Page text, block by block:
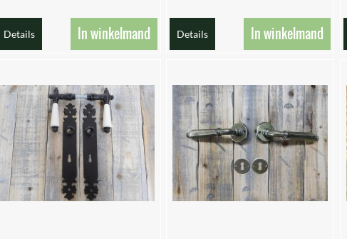
Details In winkelmand Details In winkelmand